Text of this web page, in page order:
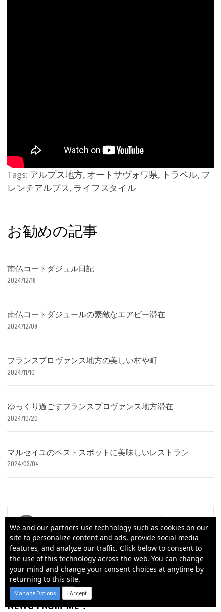
Tags: アルプス地方, オートサヴォワ県, トラベル, フ
レンチアルプス, ライフスタイル
お勧めの記事
南仏コートダジュル日記
2024/12/18
南仏コートダジュールの素敵なエアビー滞在
2024/12/09
フランスプロヴァンス地方の美しい村や町
2024/11/10
ゆっくり過ごすフランスプロヴァンス地方滞在
2024/10/20
マルセイユのベストスポットに美味しいレストラン
2024/03/04
投
稿
ナ
ビ
ゲ
ー
マルセイユのベストスポットに美味しい
レストラン
パリで訪れたい小さな美術館
NEWS FROM ME ?
We and our partners use technology such as cookies on our
site to personalize content and ads, provide social media
features, and analyze our traffic. Click below to consent to
the use of this technology across the web. You can change
your mind and change your consent choices at anytime by
returning to this site.
Manage Options I Accept